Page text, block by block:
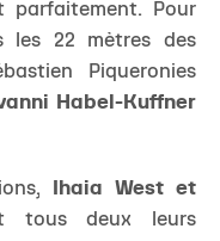
parfaitement. Pour
les 22 mètres des
Piqueronies
Habel-Kuffner
Ihaia West et
tous deux leurs